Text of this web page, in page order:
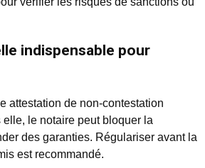
indispensable pour
attestation de non-contestation
le notaire peut bloquer la
des garanties. Régulariser avant la
est recommandé.